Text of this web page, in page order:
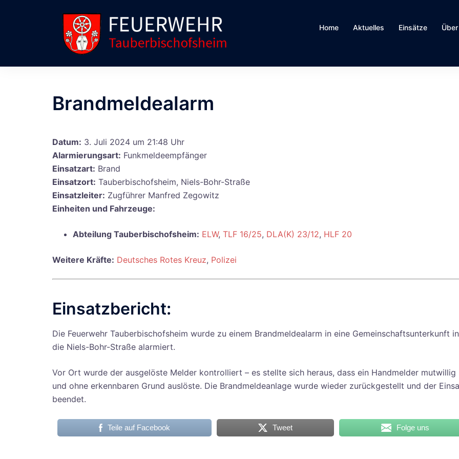
Home Aktuelles Einsätze
Brandmeldealarm
Datum: 3. Juli 2024 um 21:48 Uhr
Alarmierungsart: Funkmeldeempfänger
Einsatzart: Brand
Einsatzort: Tauberbischofsheim, Niels-Bohr-Straße
Einsatzleiter: Zugführer Manfred Zegowitz
Einheiten und Fahrzeuge:
Abteilung Tauberbischofsheim: ELW, TLF 16/25, DLA(K) 23/12, HLF 20
Weitere Kräfte: Deutsches Rotes Kreuz, Polizei
Einsatzbericht:
Die Feuerwehr Tauberbischofsheim wurde zu einem Brandmeldealarm in eine Gemeinschaftsunterkunft in
die Niels-Bohr-Straße alarmiert.
Vor Ort wurde der ausgelöste Melder kontrolliert – es stellte sich heraus, dass ein Handmelder mutwillig
und ohne erkennbaren Grund auslöste. Die Brandmeldeanlage wurde wieder zurückgestellt und der
beendet.
Teile auf Facebook Tweet Folge uns